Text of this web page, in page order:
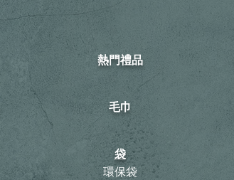
熱門禮品
毛巾
袋
環保袋